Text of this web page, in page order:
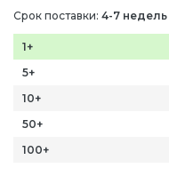
Срок поставки: 4-7 недель
1+
5+
10+
50+
100+